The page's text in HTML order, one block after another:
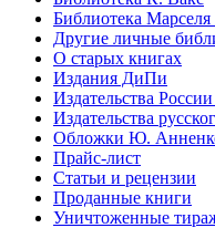
Библиотека
Другие личные
О старых книгах
Издания ДиПи
Издательства
Издательства
Обложки Ю.
Прайс-лист
Статьи и рецензии
Проданные книги
Уничтоженные